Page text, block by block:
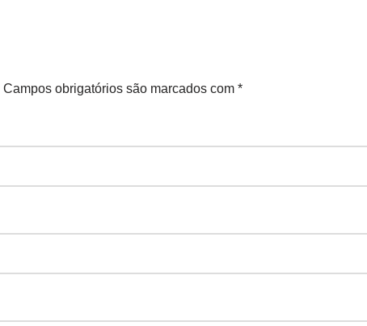
Campos obrigatórios são marcados com *